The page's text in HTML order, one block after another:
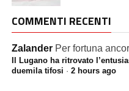
COMMENTI RECENTI
Zalander Per fortuna
Il Lugano ha ritrovato
duemila tifosi · 2 hours ago